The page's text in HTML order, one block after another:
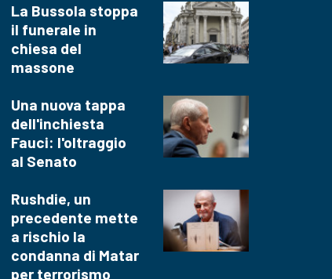
La Bussola stoppa
il funerale in
chiesa del
massone
Una nuova tappa
dell'inchiesta
Fauci: l'oltraggio
al Senato
Rushdie, un
precedente mette
a rischio la
condanna di Matar
per terrorismo